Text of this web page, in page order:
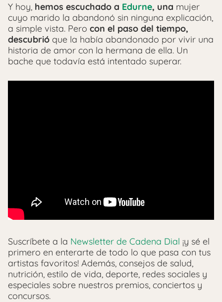
Y hoy, hemos escuchado a Edurne, una mujer
cuyo marido la abandonó sin ninguna explicación,
a simple vista. Pero con el paso del tiempo,
descubrió que la había abandonado por vivir una
historia de amor con la hermana de ella. Un
bache que todavía está intentado superar.
Suscríbete a la Newsletter de Cadena Dial ¡y sé el
primero en enterarte de todo lo que pasa con tus
artistas favoritos! Además, consejos de salud,
nutrición, estilo de vida, deporte, redes sociales y
especiales sobre nuestros premios, conciertos y
concursos.